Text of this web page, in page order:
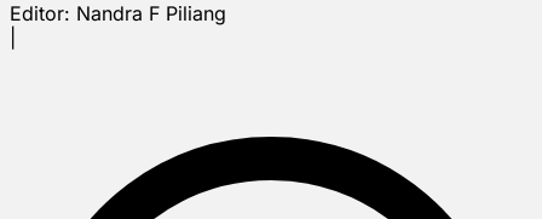
Editor: Nandra F Piliang